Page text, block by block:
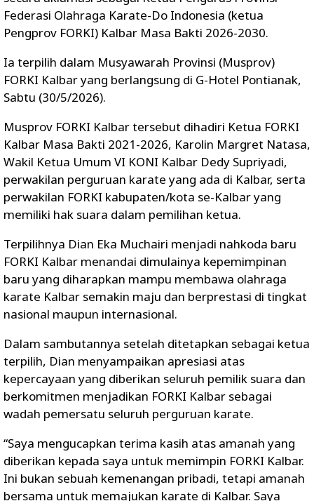
Federasi Olahraga Karate-Do Indonesia (ketua
Pengprov FORKI) Kalbar Masa Bakti 2026-2030.
Ia terpilih dalam Musyawarah Provinsi (Musprov)
FORKI Kalbar yang berlangsung di G-Hotel Pontianak,
Sabtu (30/5/2026).
Musprov FORKI Kalbar tersebut dihadiri Ketua FORKI
Kalbar Masa Bakti 2021-2026, Karolin Margret Natasa,
Wakil Ketua Umum VI KONI Kalbar Dedy Supriyadi,
perwakilan perguruan karate yang ada di Kalbar, serta
perwakilan FORKI kabupaten/kota se-Kalbar yang
memiliki hak suara dalam pemilihan ketua.
Terpilihnya Dian Eka Muchairi menjadi nahkoda baru
FORKI Kalbar menandai dimulainya kepemimpinan
baru yang diharapkan mampu membawa olahraga
karate Kalbar semakin maju dan berprestasi di tingkat
nasional maupun internasional.
Dalam sambutannya setelah ditetapkan sebagai ketua
terpilih, Dian menyampaikan apresiasi atas
kepercayaan yang diberikan seluruh pemilik suara dan
berkomitmen menjadikan FORKI Kalbar sebagai
wadah pemersatu seluruh perguruan karate.
“Saya mengucapkan terima kasih atas amanah yang
diberikan kepada saya untuk memimpin FORKI Kalbar.
Ini bukan sebuah kemenangan pribadi, tetapi amanah
bersama untuk memajukan karate di Kalbar. Saya